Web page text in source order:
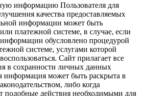
информацию Пользователя для
качества предоставляемых
информации может быть
платежной системе, в случае, если
обусловлено процедурой
системе, услугами которой
Сайт прилагает все
в сохранности личных данных
информация может быть раскрыта в
либо когда
подобные действия необходимыми для